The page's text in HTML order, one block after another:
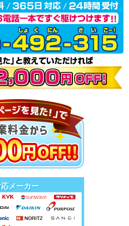
メーカー